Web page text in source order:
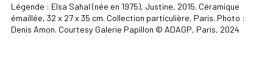
Légende : Elsa Sahal (née en 1975), Justine, 2015. Céramique
émaillée, 32 x 27 x 35 cm. Collection particulière, Paris. Photo :
Denis Amon. Courtesy Galerie Papillon © ADAGP, Paris, 2024